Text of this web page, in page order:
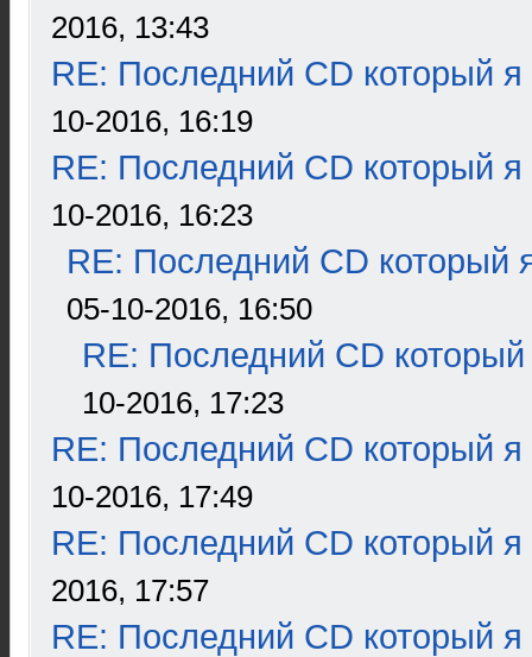
2016, 13:43
RE: Последний CD который я
10-2016, 16:19
RE: Последний CD который я
10-2016, 16:23
RE: Последний CD который
05-10-2016, 16:50
RE: Последний CD который
10-2016, 17:23
RE: Последний CD который я
10-2016, 17:49
RE: Последний CD который я
2016, 17:57
RE: Последний CD который я